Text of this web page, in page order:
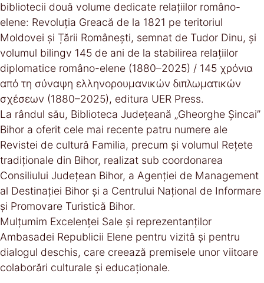
bibliotecii două volume dedicate relațiilor româno-
elene: Revoluția Greacă de la 1821 pe teritoriul
Moldovei și Țării Românești, semnat de Tudor Dinu, și
volumul bilingv 145 de ani de la stabilirea relațiilor
diplomatice româno-elene (1880–2025) / 145 χρόνια
από τη σύναψη ελληνορουμανικών διπλωματικών
σχέσεων (1880–2025), editura UER Press.
La rândul său, Biblioteca Județeană „Gheorghe Șincai”
Bihor a oferit cele mai recente patru numere ale
Revistei de cultură Familia, precum și volumul Rețete
tradiționale din Bihor, realizat sub coordonarea
Consiliului Județean Bihor, a Agenției de Management
al Destinației Bihor și a Centrului Național de Informare
și Promovare Turistică Bihor.
Mulțumim Excelenței Sale și reprezentanților
Ambasadei Republicii Elene pentru vizită și pentru
dialogul deschis, care creează premisele unor viitoare
colaborări culturale și educaționale.